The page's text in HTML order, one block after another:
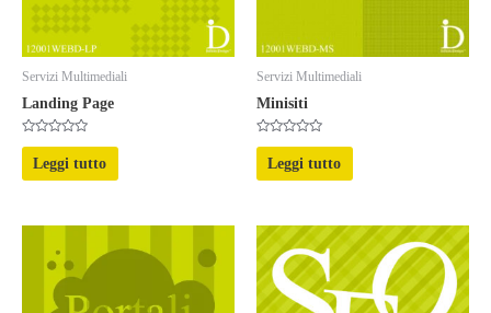
Servizi Multimediali
Landing Page
Valutato
su
5
Leggi tutto
Servizi Multimediali
Minisiti
Valutato
su
5
Leggi tutto